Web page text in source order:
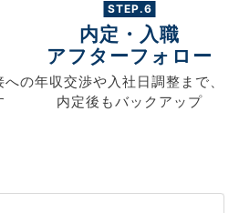
への
STEP.6
内定・入職
アフターフォロー
年収交渉や入社日調整まで、
内定後もバックアップ